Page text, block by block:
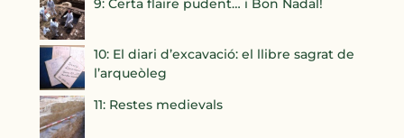
9: Certa flaire pudent… i Bon Nadal!
10: El diari d’excavació: el llibre sagrat de
l’arqueòleg
11: Restes medievals